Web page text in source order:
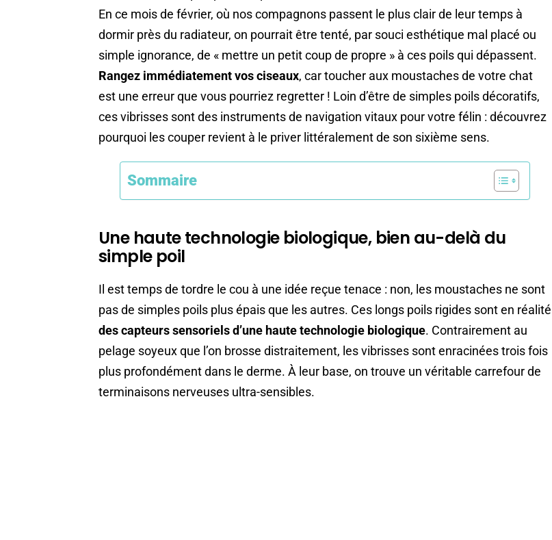
En ce mois de février, où nos compagnons passent le plus clair de leur temps à
dormir près du radiateur, on pourrait être tenté, par souci esthétique mal placé ou
simple ignorance, de « mettre un petit coup de propre » à ces poils qui dépassent.
Rangez immédiatement vos ciseaux, car toucher aux moustaches de votre chat
est une erreur que vous pourriez regretter ! Loin d’être de simples poils décoratifs,
ces vibrisses sont des instruments de navigation vitaux pour votre félin : découvrez
pourquoi les couper revient à le priver littéralement de son sixième sens.
Sommaire
Une haute technologie biologique, bien au-delà du
simple poil
Il est temps de tordre le cou à une idée reçue tenace : non, les moustaches ne sont
pas de simples poils plus épais que les autres. Ces longs poils rigides sont en réalité
des capteurs sensoriels d’une haute technologie biologique. Contrairement au
pelage soyeux que l’on brosse distraitement, les vibrisses sont enracinées trois fois
plus profondément dans le derme. À leur base, on trouve un véritable carrefour de
terminaisons nerveuses ultra-sensibles.